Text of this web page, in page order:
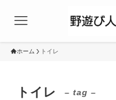
ホーム トイレ
トイレ – tag –